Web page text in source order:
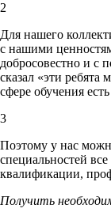
2
Для нашего
с нашими
добросовестно и с
сказал «эти ребята
сфере обучения
3
Поэтому у нас
специальностей
квалификации,
Получить